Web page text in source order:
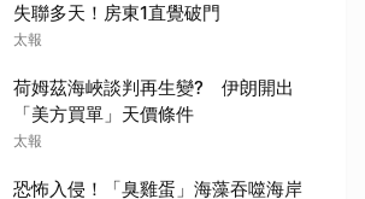
失聯多天！房東1直覺破門
太報
荷姆茲海峽談判再生變? 伊朗開出
「美方買單」天價條件
太報
恐怖入侵！「臭雞蛋」海藻吞噬海岸